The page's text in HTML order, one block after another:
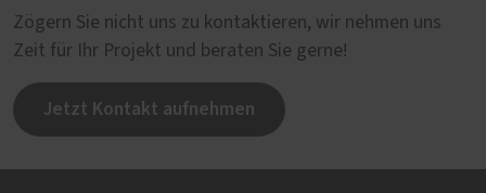
Zögern Sie nicht uns zu kontaktieren, wir nehmen uns
Zeit für Ihr Projekt und beraten Sie gerne!
Jetzt Kontakt aufnehmen